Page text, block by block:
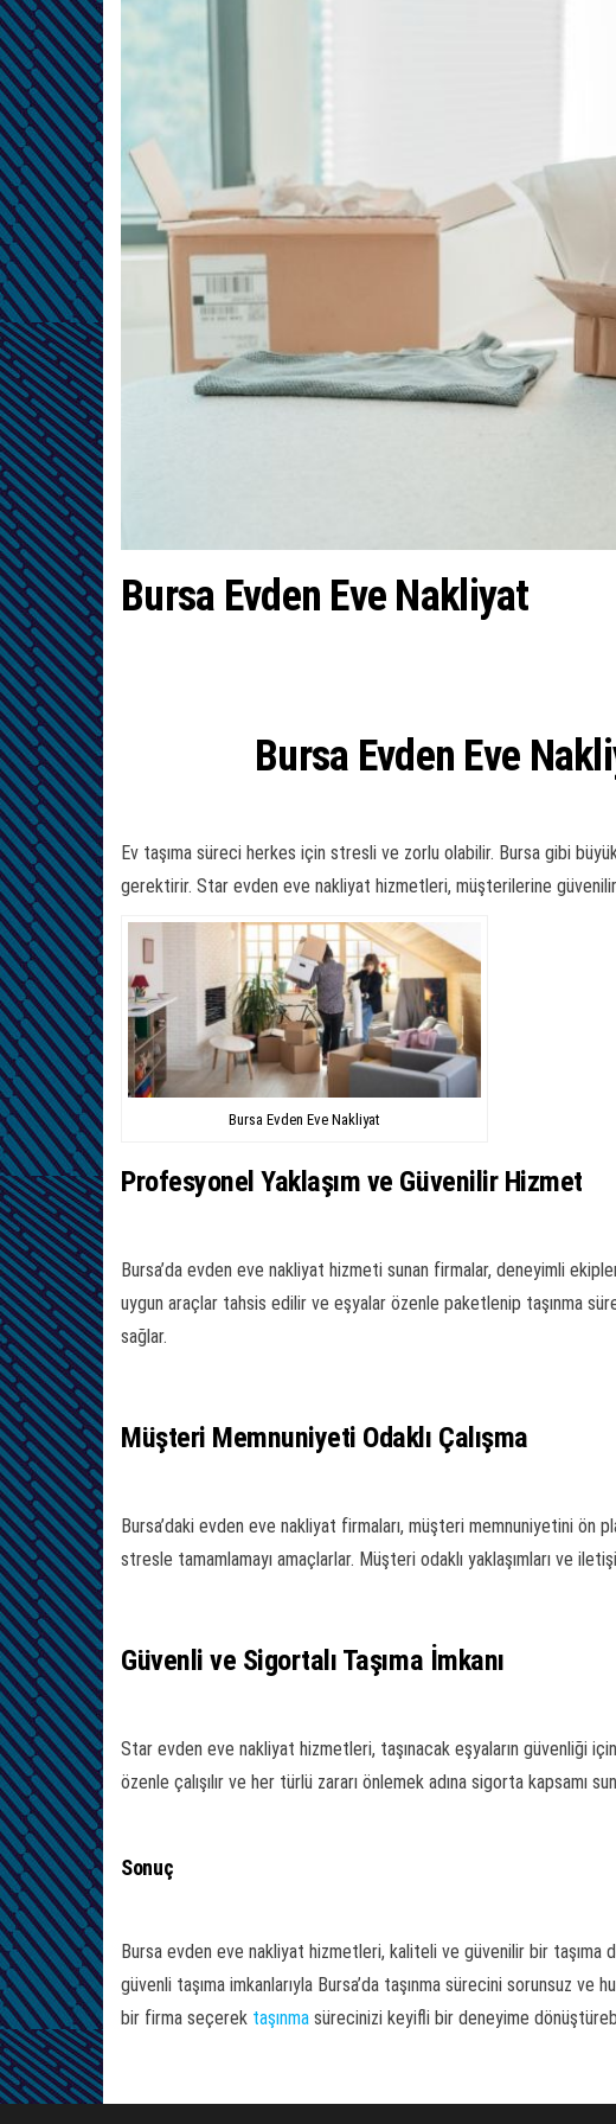
Bursa Evden Eve Nakliyat
Bursa Evden Eve
Ev taşıma süreci herkes için stresli ve zorlu olabilir. Bursa gibi
gerektirir. Star evden eve nakliyat hizmetleri, müşterilerine
Bursa Evden Eve Nakliyat
Profesyonel Yaklaşım ve Güvenilir Hizmet
Bursa’da evden eve nakliyat hizmeti sunan firmalar, deneyimli
uygun araçlar tahsis edilir ve eşyalar özenle paketlenip taşınma
sağlar.
Müşteri Memnuniyeti Odaklı Çalışma
Bursa’daki evden eve nakliyat firmaları, müşteri memnuniyetini
stresle tamamlamayı amaçlarlar. Müşteri odaklı yaklaşımları ve
Güvenli ve Sigortalı Taşıma İmkanı
Star evden eve nakliyat hizmetleri, taşınacak eşyaların güvenliği
özenle çalışılır ve her türlü zararı önlemek adına sigorta kapsamı
Sonuç
Bursa evden eve nakliyat hizmetleri, kaliteli ve güvenilir bir taşıma
güvenli taşıma imkanlarıyla Bursa’da taşınma sürecini sorunsuz
bir firma seçerek taşınma sürecinizi keyifli bir deneyime